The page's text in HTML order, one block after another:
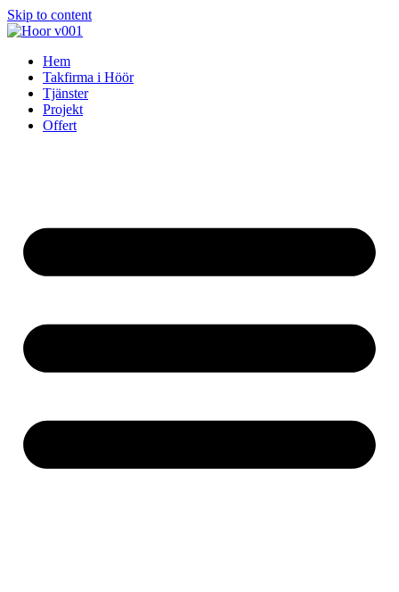
Skip to content
Hem
Takfirma i Höör
Tjänster
Projekt
Offert